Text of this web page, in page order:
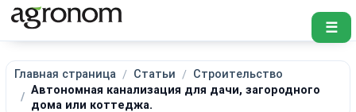
☰
Главная страница Статьи
Строительство
Автономная канализация для дачи, загородного
дома или коттеджа.